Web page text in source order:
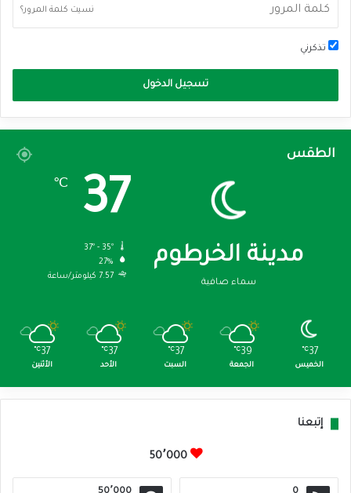
نسيت كلمة المرور؟
تذكرني
تسجيل الدخول
الطقس
مدينة الخرطوم
سماء صافية
37
℃
27%
7.57 كيلومتر/ساعة
37
℃
الخميس
39
℃
الجمعة
37
℃
السبت
37
℃
الأحد
37
℃
الأثنين
إتبعنا
50٬000